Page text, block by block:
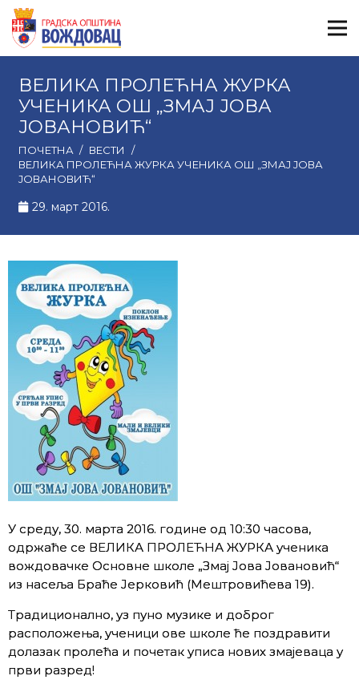
ВЕЛИКА ПРОЛЕЋНА ЖУРКА
УЧЕНИКА ОШ „ЗМАЈ ЈОВА
ЈОВАНОВИЋ“
ПОЧЕТНА / ВЕСТИ
/
ВЕЛИКА ПРОЛЕЋНА ЖУРКА УЧЕНИКА ОШ „ЗМАЈ ЈОВА
ЈОВАНОВИЋ“
29. март 2016.
У среду, 30. марта 2016. године од 10:30 часова,
одржаће се ВЕЛИКА ПРОЛЕЋНА ЖУРКА ученика
вождовачке Основне школе „Змај Јова Јовановић“
из насеља Браће Јерковић (Мештровићева 19).
Tрадиционално, уз пуно музике и доброг
расположења, ученици ове школе ће поздравити
долазак пролећа и почетак уписа нових змајеваца у
први разред!